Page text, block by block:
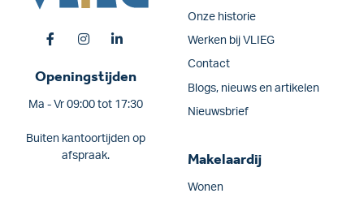
Openingstijden
Ma - Vr 09:00 tot 17:30
Buiten kantoortijden op
afspraak.
Onze historie
Werken bij VLIEG
Contact
Blogs, nieuws en artikelen
Nieuwsbrief
Makelaardij
Wonen